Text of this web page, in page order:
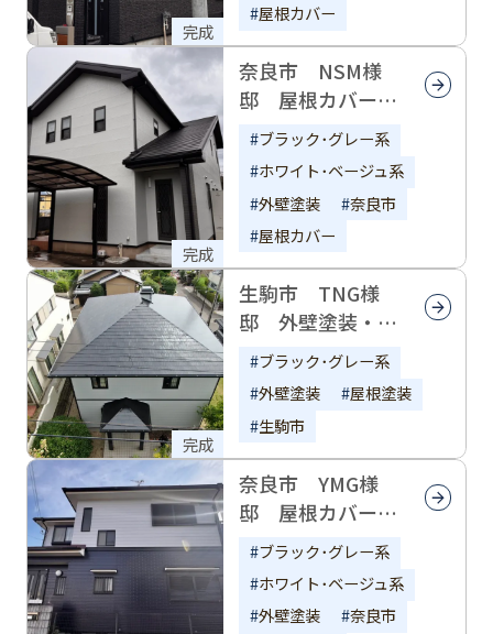
完成
屋根カバー
完成
奈良市 NSM様
邸 屋根カバー工
事・外壁塗装
ブラック･グレー系
ホワイト･ベージュ系
外壁塗装
奈良市
屋根カバー
完成
生駒市 TNG様
邸 外壁塗装・屋
根塗装
ブラック･グレー系
外壁塗装
屋根塗装
生駒市
奈良市 YMG様
邸 屋根カバー工
事・外壁塗装
ブラック･グレー系
ホワイト･ベージュ系
外壁塗装
奈良市